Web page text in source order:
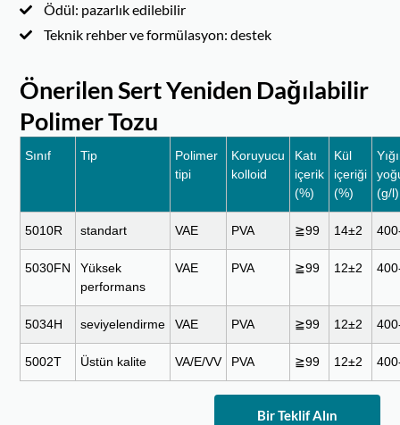
Ödül: pazarlık edilebilir
Teknik rehber ve formülasyon: destek
Önerilen Sert Yeniden Dağılabilir
Polimer Tozu
Sınıf Tip
Polimer
tipi
Koruyucu
kolloid
Katı
içerik
(%)
Kül
içeriği
(%)
(g/l)
5010R standart VAE PVA ≧99 14±2
5030FN
Yüksek
performans
VAE PVA ≧99 12±2
5034H seviyelendirme VAE PVA ≧99 12±2
5002T Üstün kalite VA/E/VV PVA ≧99 12±2
Bir Teklif Alın